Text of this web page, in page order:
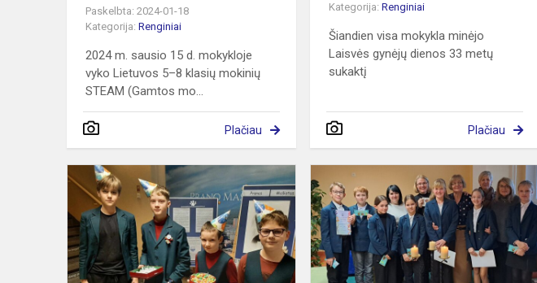
Paskelbta: 2024-01-18
Kategorija: Renginiai
2024 m. sausio 15 d. mokykloje
vyko Lietuvos 5–8 klasių mokinių
STEAM (Gamtos mo...
Plačiau
Kategorija:Renginiai
Šiandien visa mokykla minėjo
Laisvės gynėjų dienos 33 metų
sukaktį
Plačiau
Prano
Mašioto
gimtadienis